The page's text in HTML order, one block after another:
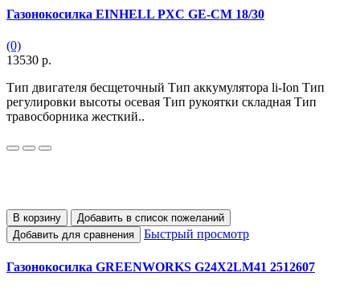
Газонокосилка EINHELL PXC GE-CM 18/30
(0)
13530 р.
Тип двигателя бесщеточный Тип аккумулятора li-Ion Тип
регулировки высоты осевая Тип рукоятки складная Тип
травосборника жесткий..
В корзину
Добавить в список пожеланий
Добавить для сравнения
Быстрый просмотр
Газонокосилка GREENWORKS G24X2LM41 2512607